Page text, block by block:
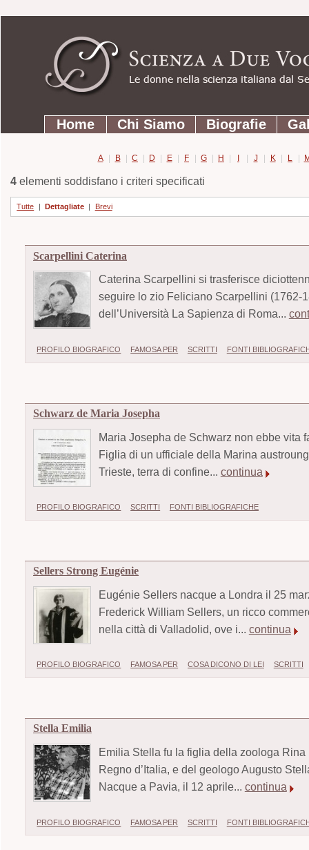
contenuti.
Strumenti
personali
SezioniHome Chi Siamo Biografie
A | B | C | D | E | F | G | H | I | J | K | L |
4elementi soddisfano i criteri specificati
Tutte | Dettagliate | Brevi
Scarpellini Caterina
Caterina Scarpellini si trasferisce
seguire lo zio Feliciano Scarpellini (1762-
dell’Università La Sapienza di Roma...
PROFILO BIOGRAFICO FAMOSA PER SCRITTI FONTI
Schwarz de Maria Josepha
Maria Josepha de Schwarz non ebbe vita
Figlia di un ufficiale della Marina
Trieste, terra di confine... continua
PROFILO BIOGRAFICO SCRITTI FONTI BIBLIOGRAFICHE
Sellers Strong Eugénie
Eugénie Sellers nacque a Londra il 25
Frederick William Sellers, un ricco
nella città di Valladolid, ove i... continua
PROFILO BIOGRAFICO FAMOSA PER COSA DICONO DI LEI SCRITTI
Stella Emilia
Emilia Stella fu la figlia della zoologa
Regno d’Italia, e del geologo Augusto
Nacque a Pavia, il 12 aprile... continua
PROFILO BIOGRAFICO FAMOSA PER SCRITTI FONTI